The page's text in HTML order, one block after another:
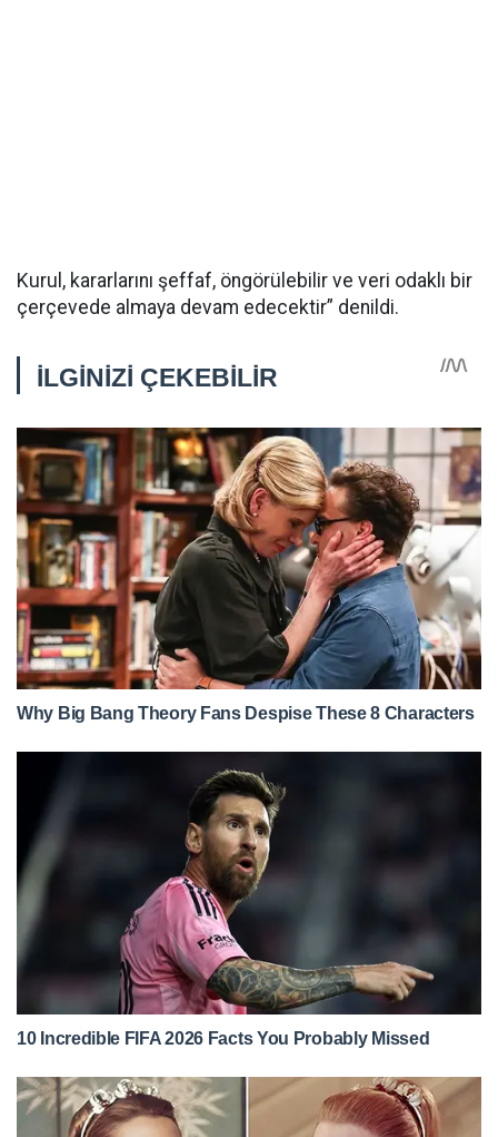
Kurul, kararlarını şeffaf, öngörülebilir ve veri odaklı bir
çerçevede almaya devam edecektir” denildi.